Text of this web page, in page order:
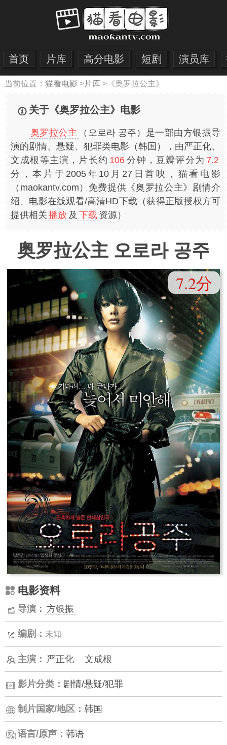
首页 片库 高分电影 短剧 演员库
当前位置： 猫看电影 >片库>《奥罗拉公主》
关于《奥罗拉公主》电影
奥罗拉公主
（오로라 공주）是一部由方银振导
演的剧情、悬疑、犯罪类电影（韩国），由严正化、
文成根等主演，片长约 106 分钟，豆瓣评分为 7.2
分，本片于2005年10月27日首映，猫看电影
（maokantv.com）免费提供《奥罗拉公主》剧情介
绍、电影在线观看/高清HD下载（获得正版授权方可
提供相关 播放 及 下载 资源）
奥罗拉公主 오로라 공주
7.2分
电影资料
导演： 方银振
编剧： 未知
主演： 严正化 文成根
影片分类： 剧情/悬疑/犯罪
制片国家/地区： 韩国
语言/原声： 韩语